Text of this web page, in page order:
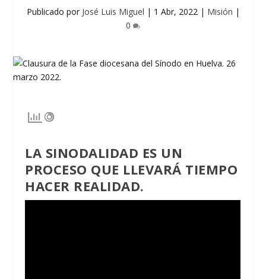
Publicado por José Luis Miguel | 1 Abr, 2022| Misión |
0
LA SINODALIDAD ES UN
PROCESO QUE LLEVARÁ TIEMPO
HACER REALIDAD.